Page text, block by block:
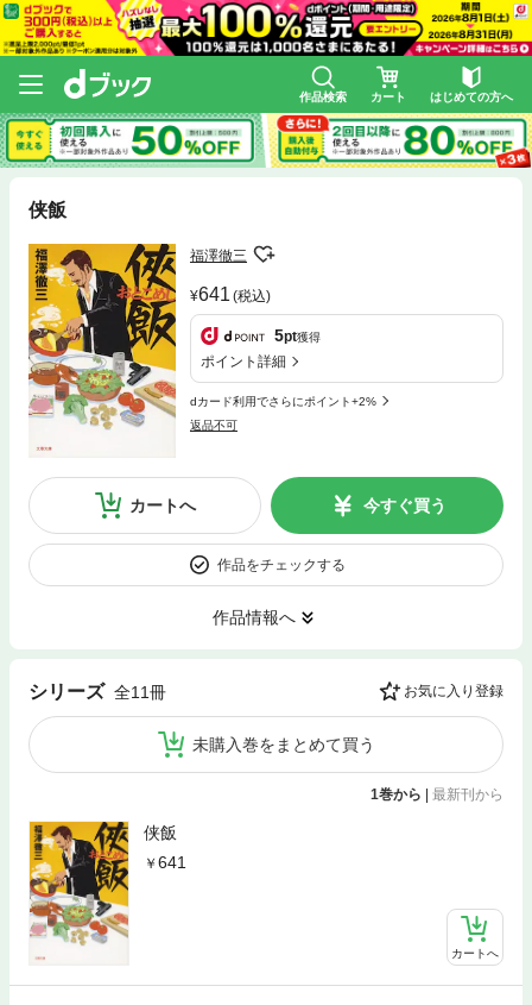
作品検索 カート はじめての方へ
侠飯
福澤徹三
641 (税込)
5pt獲得
ポイント詳細
dカード利用でさらにポイント+2%
返品不可
カートへ 今すぐ買う
作品をチェックする
作品情報へ
シリーズ 全11冊 お気に入り登録
未購入巻をまとめて買う
1巻から | 最新刊から
侠飯
641
カートへ